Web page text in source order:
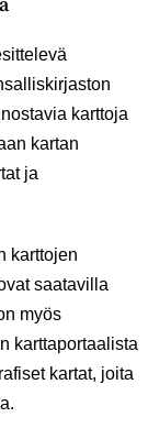
karttoja
kartan
ja
karttojen
saatavilla
myös
karttaportaalista
kartat, joita